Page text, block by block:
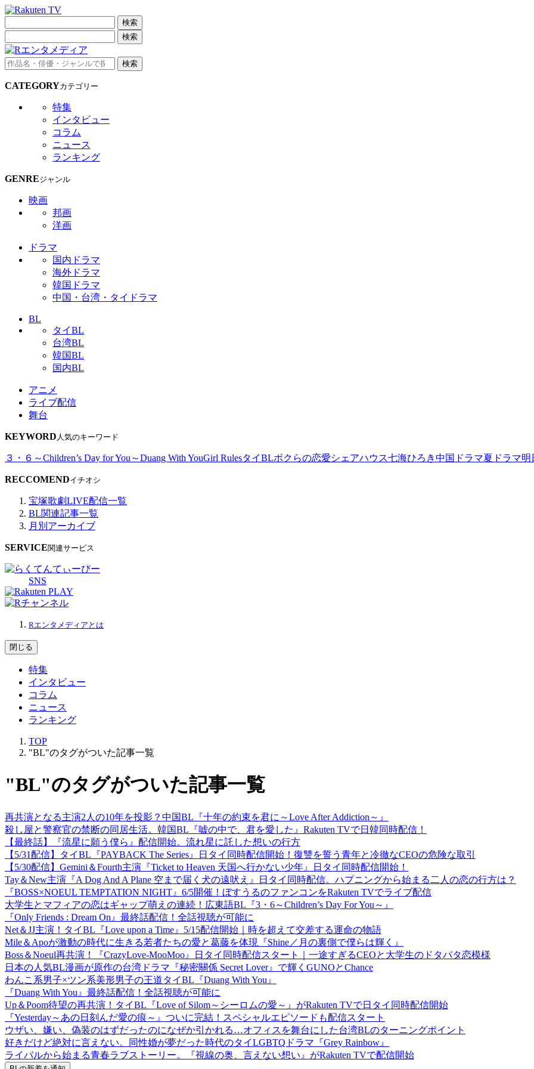
検索
検索
検索
CATEGORYカテゴリー
特集
インタビュー
コラム
ニュース
ランキング
GENREジャンル
映画
邦画
洋画
ドラマ
国内ドラマ
海外ドラマ
韓国ドラマ
中国・台湾・タイドラマ
BL
タイBL
台湾BL
韓国BL
国内BL
アニメ
ライブ配信
舞台
KEYWORD 人気のキーワード
３・６～Children’s Day for You～Duang With YouGirl RulesタイBLボクらの恋愛シェアハウス七海ひろき中国ドラマ夏ドラマ明
RECCOMENDイチオシ
宝塚歌劇LIVE配信一覧
BL関連記事一覧
月別アーカイブ
SERVICE関連サービス
SNS
Rエンタメディアとは
閉じる
特集
インタビュー
コラム
ニュース
ランキング
TOP
"BL"のタグがついた記事一覧
"BL"のタグがついた記事一覧
再共演となる主演2人の10年を投影？中国BL『十年の約束を君に～Love After Addiction～』
殺し屋と警察官の禁断の同居生活。韓国BL『嘘の中で、君を愛した』Rakuten TVで日韓同時配信！
【最終話】『流星に願う僕ら』配信開始。流れ星に託した想いの行方
【5/31配信】タイBL『PAYBACK The Series』日タイ同時配信開始！復讐を誓う青年と冷徹なCEOの危険な取引
【5/30配信】Gemini＆Fourth主演『Ticket to Heaven 天国へ行かない少年』日タイ同時配信開始！
Tay＆New主演『A Dog And A Plane 空まで届く犬の遠吠え』日タイ同時配信。ハプニングから始まる二人の恋の行方は？
『BOSS×NOEUL TEMPTATION NIGHT』6/5開催！ぼすうるのファンコンをRakuten TVでライブ配信
大学生とマフィアの恋はギャップ萌えの連続！広東語BL『3・6～Children’s Day For You～』
『Only Friends : Dream On』最終話配信！全話視聴が可能に
Net＆JJ主演！タイBL『Love upon a Time』5/15配信開始｜時を超えて交差する運命の物語
Mile＆Apoが激動の時代に生きる若者たちの愛と葛藤を体現『Shine／月の裏側で僕らは輝く』
Boss＆Noeul再共演！『CrazyLove-MooMoo』日タイ同時配信スタート｜一途すぎるCEOと大学生のドタバタ恋模様
日本の人気BL漫画が原作の台湾ドラマ『秘密關係 Secret Lover』で輝くGUNOとChance
わんこ系男子×ツン系美形男子の王道タイBL『Duang With You』
『Duang With You』最終話配信！全話視聴が可能に
Up＆Poom待望の再共演！タイBL『Love of Silom～シーロムの愛～』がRakuten TVで日タイ同時配信開始
『Yesterday～あの日刻んだ愛の痕～』ついに完結！スペシャルエピソードも配信スタート
ウザい、嫌い、偽装のはずだったのになぜか引かれる…オフィスを舞台にした台湾BLのターニングポイント
好きだけど絶対に言えない。同性婚が夢だった時代のタイLGBTQドラマ『Grey Rainbow』
ライバルから始まる青春ラブストーリー。『視線の奥、言えない想い』がRakuten TVで配信開始